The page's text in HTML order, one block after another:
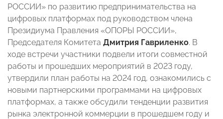
РОССИИ» по развитию предпринимательства на
цифровых платформах под руководством члена
Президиума Правления «ОПОРЫ РОССИИ»,
Председателя Комитета Дмитрия Гавриленко. В
ходе встречи участники подвели итоги совместной
работы и прошедших мероприятий в 2023 году,
утвердили план работы на 2024 год, ознакомились с
новыми партнерскими программами на цифровых
платформах, а также обсудили тенденции развития
рынка электронной коммерции в прошедшем году и